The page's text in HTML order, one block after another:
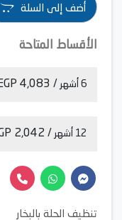
أضف إلى السلة
الأقساط المتاحة
6 أشهر / 4,083 EGP
12 أشهر / 2,042 EGP
تنظيف الحلة بالبخار